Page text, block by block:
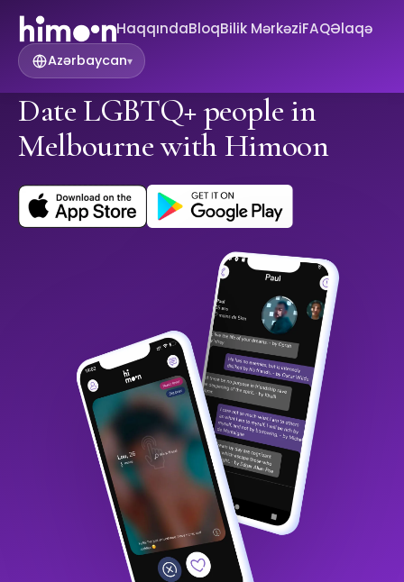
HaqqındaBloqBilik MərkəziFAQƏlaqə
Azərbaycan▾
Date LGBTQ+ people in
Melbourne with Himoon